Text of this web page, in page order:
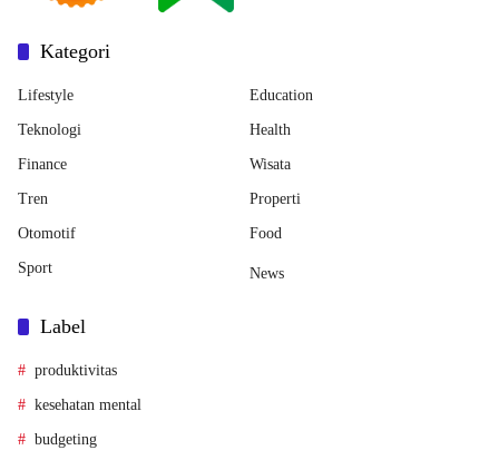
Kategori
Lifestyle Education
Teknologi Health
Finance Wisata
Tren Properti
Otomotif Food
Sport News
Label
produktivitas
kesehatan mental
budgeting